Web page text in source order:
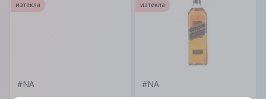
#NA
изтекла
#NA
изтекла